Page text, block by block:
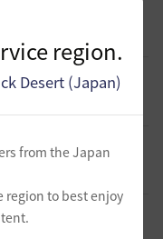
region.
Desert (Japan)
from the Japan
region to best enjoy
間前
ソレイユ」楽しいメンバ
前
」立ち上げメンバー募